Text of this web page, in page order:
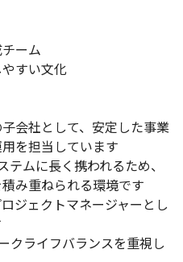
ーム
すい文化
会社として、安定した事業
を担当しています
テムに長く携われるため、
み重ねられる環境です
ジェクトマネージャーとし
クライフバランスを重視し